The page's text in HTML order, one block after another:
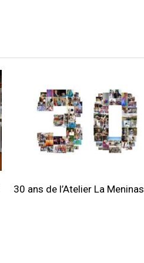
30 ans de l’Atelier La Meninas